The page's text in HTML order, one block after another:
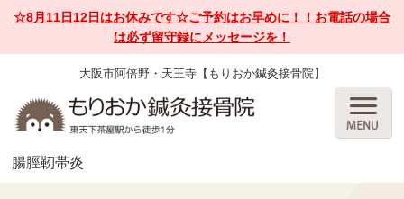
☆8月11日12日はお休みです☆ご予約はお早めに！！お電話の場合
は必ず留守録にメッセージを！
大阪市阿倍野・天王寺【もりおか鍼灸接骨院】
腸脛靭帯炎